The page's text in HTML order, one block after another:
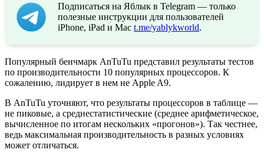
Подписаться на Яблык в Telegram — только
полезные инструкции для пользователей
iPhone, iPad и Mac t.me/yablykworld.
Популярный бенчмарк AnTuTu представил результаты тестов
по производительности 10 популярных процессоров. К
сожалению, лидирует в нем не Apple A9.
В AnTuTu уточняют, что результаты процессоров в таблице —
не пиковые, а среднестатистические (среднее арифметическое,
вычисленное по итогам нескольких «прогонов»). Так честнее,
ведь максимальная производительность в разных условиях
может отличаться.